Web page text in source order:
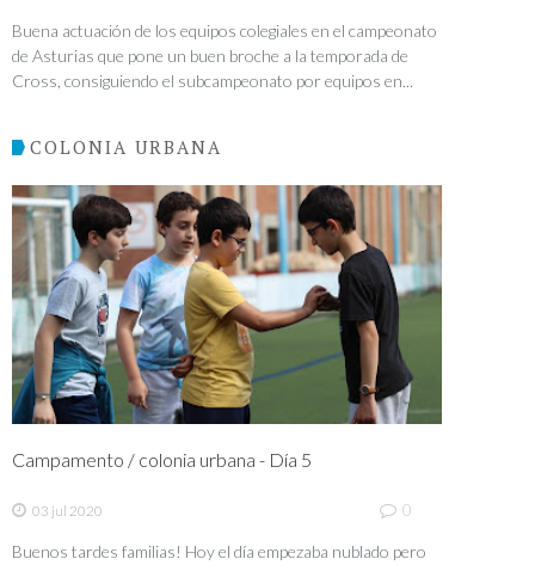
Buena actuación de los equipos colegiales en el campeonato
de Asturias que pone un buen broche a la temporada de
Cross, consiguiendo el subcampeonato por equipos en...
COLONIA URBANA
Campamento / colonia urbana - Día 5
03 jul 2020 0
Buenos tardes familias! Hoy el día empezaba nublado pero